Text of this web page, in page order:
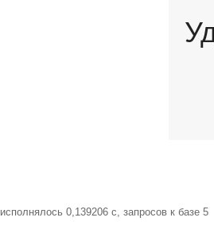
исполнялось 0,139206 c, запросов к базе 5